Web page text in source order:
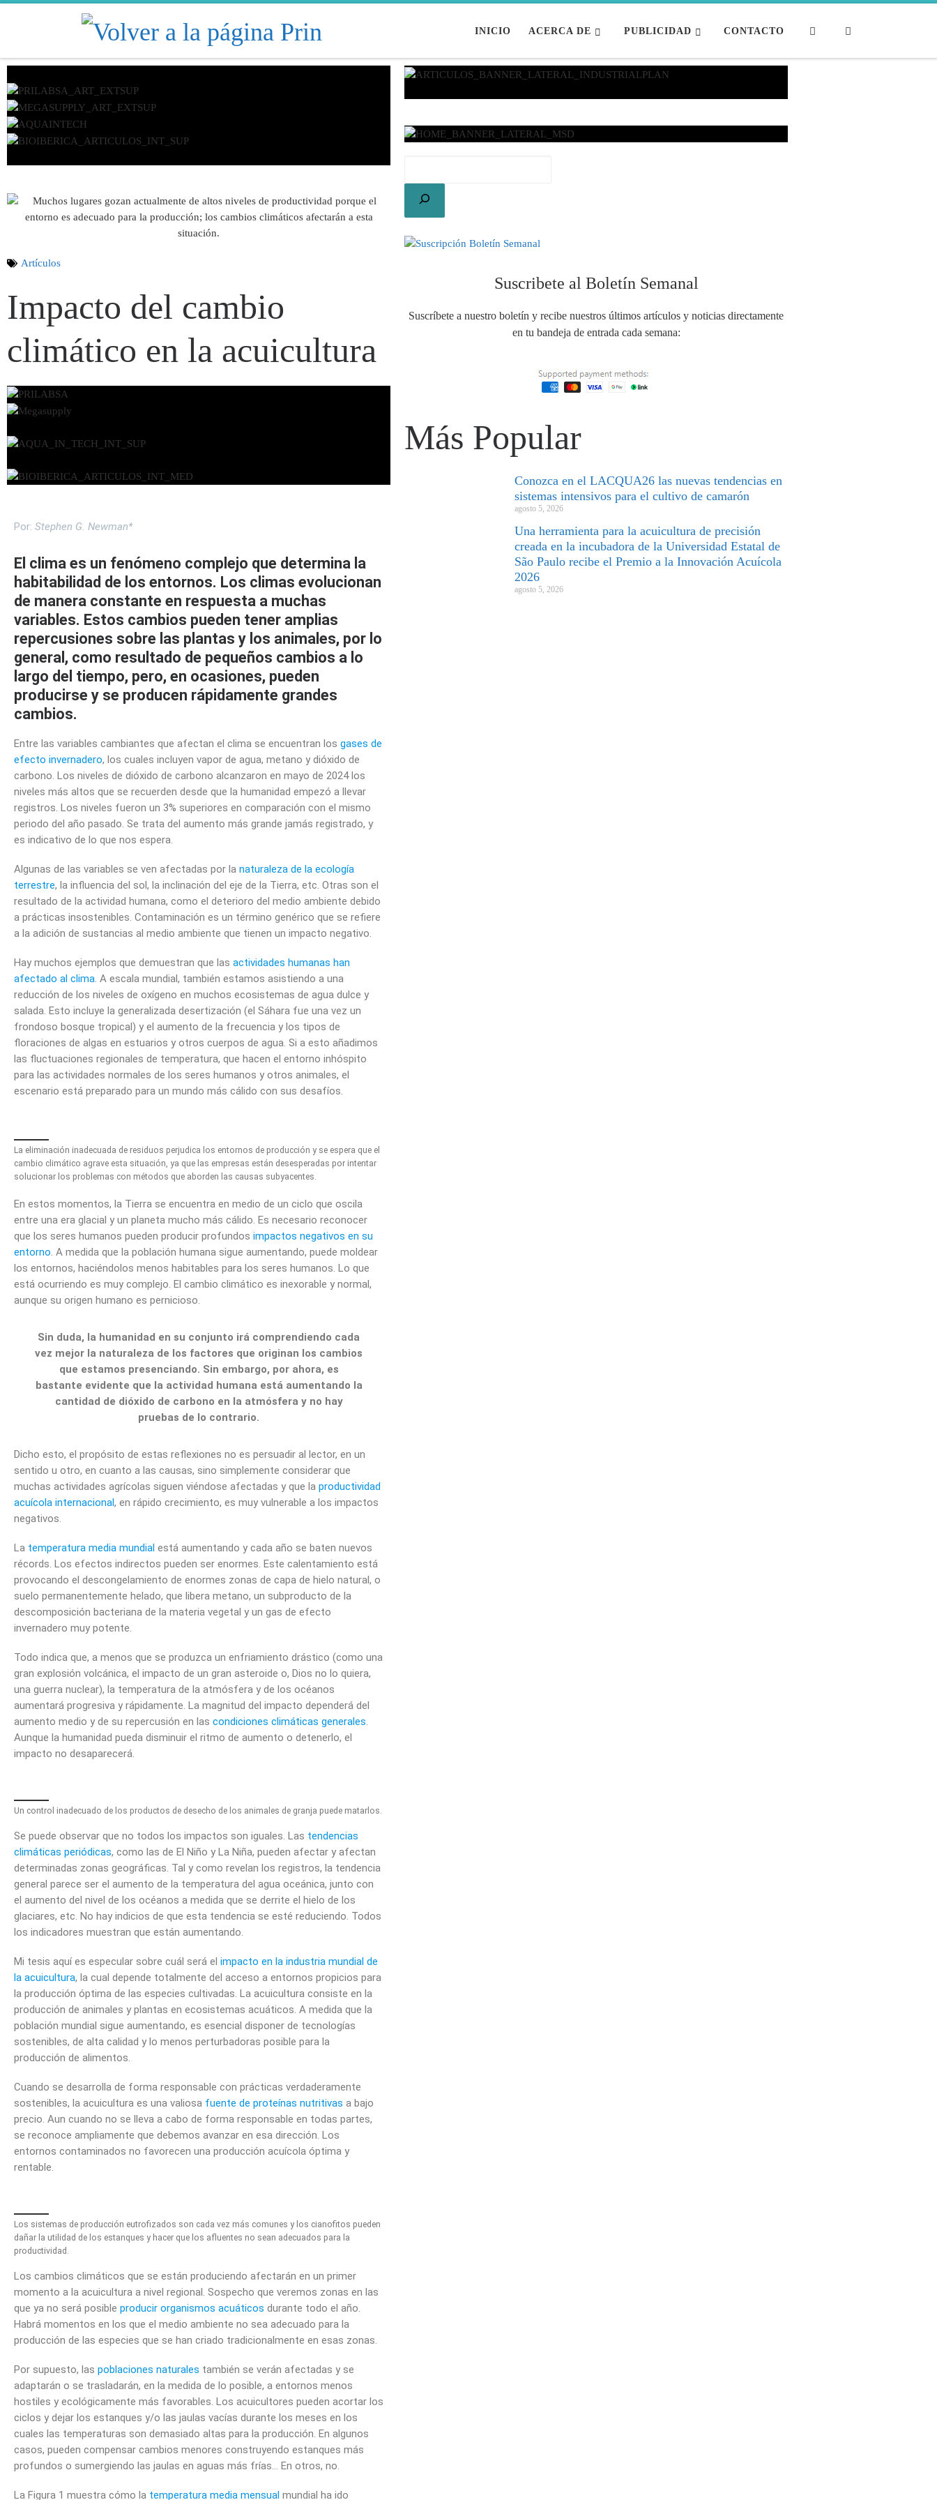
Skip to content
INICIO
ACERCA DE PUBLICIDAD CONTACTO Search
Artículos
Impacto del cambio
climático en la acuicultura
Por: Stephen G. Newman*
El clima es un fenómeno complejo que determina la
habitabilidad de los entornos. Los climas evolucionan
de manera constante en respuesta a muchas
variables. Estos cambios pueden tener amplias
repercusiones sobre las plantas y los animales, por lo
general, como resultado de pequeños cambios a lo
largo del tiempo, pero, en ocasiones, pueden
producirse y se producen rápidamente grandes
cambios.
Entre las variables cambiantes que afectan el clima se encuentran los gases de
efecto invernadero, los cuales incluyen vapor de agua, metano y dióxido de
carbono. Los niveles de dióxido de carbono alcanzaron en mayo de 2024 los
niveles más altos que se recuerden desde que la humanidad empezó a llevar
registros. Los niveles fueron un 3% superiores en comparación con el mismo
periodo del año pasado. Se trata del aumento más grande jamás registrado, y
es indicativo de lo que nos espera.
Algunas de las variables se ven afectadas por la naturaleza de la ecología
terrestre, la influencia del sol, la inclinación del eje de la Tierra, etc. Otras son el
resultado de la actividad humana, como el deterioro del medio ambiente debido
a prácticas insostenibles. Contaminación es un término genérico que se refiere
a la adición de sustancias al medio ambiente que tienen un impacto negativo.
Hay muchos ejemplos que demuestran que las actividades humanas han
afectado al clima. A escala mundial, también estamos asistiendo a una
reducción de los niveles de oxígeno en muchos ecosistemas de agua dulce y
salada. Esto incluye la generalizada desertización (el Sáhara fue una vez un
frondoso bosque tropical) y el aumento de la frecuencia y los tipos de
floraciones de algas en estuarios y otros cuerpos de agua. Si a esto añadimos
las fluctuaciones regionales de temperatura, que hacen el entorno inhóspito
para las actividades normales de los seres humanos y otros animales, el
escenario está preparado para un mundo más cálido con sus desafíos.
La eliminación inadecuada de residuos perjudica los entornos de producción y se espera que el
cambio climático agrave esta situación, ya que las empresas están desesperadas por intentar
solucionar los problemas con métodos que aborden las causas subyacentes.
En estos momentos, la Tierra se encuentra en medio de un ciclo que oscila
entre una era glacial y un planeta mucho más cálido. Es necesario reconocer
que los seres humanos pueden producir profundos impactos negativos en su
entorno. A medida que la población humana sigue aumentando, puede moldear
los entornos, haciéndolos menos habitables para los seres humanos. Lo que
está ocurriendo es muy complejo. El cambio climático es inexorable y normal,
aunque su origen humano es pernicioso.
Sin duda, la humanidad en su conjunto irá comprendiendo cada
vez mejor la naturaleza de los factores que originan los cambios
que estamos presenciando. Sin embargo, por ahora, es
bastante evidente que la actividad humana está aumentando la
cantidad de dióxido de carbono en la atmósfera y no hay
pruebas de lo contrario.
Dicho esto, el propósito de estas reflexiones no es persuadir al lector, en un
sentido u otro, en cuanto a las causas, sino simplemente considerar que
muchas actividades agrícolas siguen viéndose afectadas y que la productividad
acuícola internacional, en rápido crecimiento, es muy vulnerable a los impactos
negativos.
La temperatura media mundial está aumentando y cada año se baten nuevos
récords. Los efectos indirectos pueden ser enormes. Este calentamiento está
provocando el descongelamiento de enormes zonas de capa de hielo natural, o
suelo permanentemente helado, que libera metano, un subproducto de la
descomposición bacteriana de la materia vegetal y un gas de efecto
invernadero muy potente.
Todo indica que, a menos que se produzca un enfriamiento drástico (como una
gran explosión volcánica, el impacto de un gran asteroide o, Dios no lo quiera,
una guerra nuclear), la temperatura de la atmósfera y de los océanos
aumentará progresiva y rápidamente. La magnitud del impacto dependerá del
aumento medio y de su repercusión en las condiciones climáticas generales
Aunque la humanidad pueda disminuir el ritmo de aumento o detenerlo, el
impacto no desaparecerá.
Un control inadecuado de los productos de desecho de los animales de granja puede matarlos.
Se puede observar que no todos los impactos son iguales. Las tendencias
climáticas periódicas, como las de El Niño y La Niña, pueden afectar y afectan
determinadas zonas geográficas. Tal y como revelan los registros, la tendencia
general parece ser el aumento de la temperatura del agua oceánica, junto con
el aumento del nivel de los océanos a medida que se derrite el hielo de los
glaciares, etc. No hay indicios de que esta tendencia se esté reduciendo. Todos
los indicadores muestran que están aumentando.
Mi tesis aquí es especular sobre cuál será el impacto en la industria mundial de
la acuicultura, la cual depende totalmente del acceso a entornos propicios para
la producción óptima de las especies cultivadas. La acuicultura consiste en la
producción de animales y plantas en ecosistemas acuáticos. A medida que la
población mundial sigue aumentando, es esencial disponer de tecnologías
sostenibles, de alta calidad y lo menos perturbadoras posible para la
producción de alimentos.
Cuando se desarrolla de forma responsable con prácticas verdaderamente
sostenibles, la acuicultura es una valiosa fuente de proteínas nutritivas a bajo
precio. Aun cuando no se lleva a cabo de forma responsable en todas partes,
se reconoce ampliamente que debemos avanzar en esa dirección. Los
entornos contaminados no favorecen una producción acuícola óptima y
rentable.
Los sistemas de producción eutrofizados son cada vez más comunes y los cianofitos pueden
dañar la utilidad de los estanques y hacer que los afluentes no sean adecuados para la
productividad.
Los cambios climáticos que se están produciendo afectarán en un primer
momento a la acuicultura a nivel regional. Sospecho que veremos zonas en las
que ya no será posible producir organismos acuáticos durante todo el año.
Habrá momentos en los que el medio ambiente no sea adecuado para la
producción de las especies que se han criado tradicionalmente en esas zonas.
Por supuesto, las poblaciones naturales también se verán afectadas y se
adaptarán o se trasladarán, en la medida de lo posible, a entornos menos
hostiles y ecológicamente más favorables. Los acuicultores pueden acortar los
ciclos y dejar los estanques y/o las jaulas vacías durante los meses en los
cuales las temperaturas son demasiado altas para la producción. En algunos
casos, pueden compensar cambios menores construyendo estanques más
profundos o sumergiendo las jaulas en aguas más frías… En otros, no.
La Figura 1 muestra cómo la temperatura media mensual mundial ha ido
Suscribete al Boletín Semanal
Suscríbete a nuestro boletín y recibe nuestros últimos artículos y noticias directamente
en tu bandeja de entrada cada semana:
Más Popular
Conozca en el LACQUA26 las nuevas tendencias en
sistemas intensivos para el cultivo de camarón
agosto 5, 2026
Una herramienta para la acuicultura de precisión
creada en la incubadora de la Universidad Estatal de
São Paulo recibe el Premio a la Innovación Acuícola
2026
agosto 5, 2026